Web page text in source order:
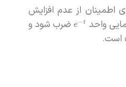
اطمینان از عدم افزایش
واحد
e−t
ضرب شود و